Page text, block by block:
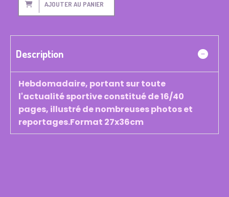
AJOUTER AU PANIER
Description
Hebdomadaire, portant sur toute
l'actualité sportive constitué de 16/40
pages, illustré de nombreuses photos et
reportages.Format 27x36cm